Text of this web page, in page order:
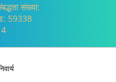
संख्या:
59338